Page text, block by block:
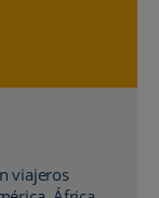
viajeros